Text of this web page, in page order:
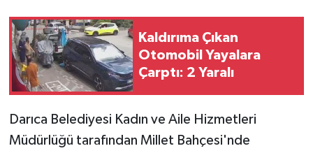
Kaldırıma Çıkan
Otomobil Yayalara
Çarptı: 2 Yaralı
Darıca Belediyesi Kadın ve Aile Hizmetleri
Müdürlüğü tarafından Millet Bahçesi'nde